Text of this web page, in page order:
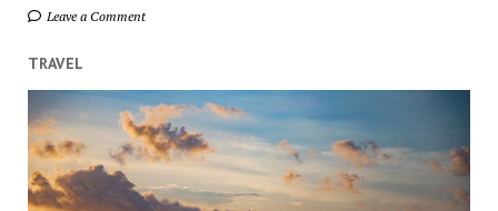
Leave a Comment
TRAVEL